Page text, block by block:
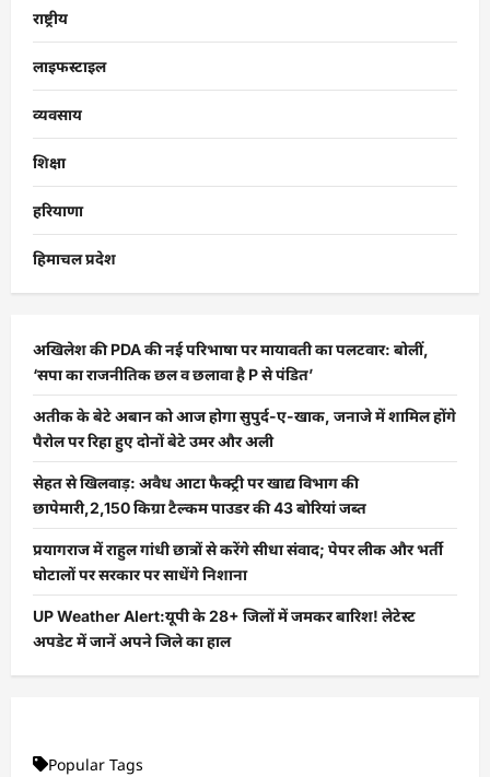
राष्ट्रीय
लाइफस्टाइल
व्यवसाय
शिक्षा
हरियाणा
हिमाचल प्रदेश
अखिलेश की PDA की नई परिभाषा पर मायावती का पलटवार: बोलीं,
‘सपा का राजनीतिक छल व छलावा है P से पंडित’
अतीक के बेटे अबान को आज होगा सुपुर्द-ए-खाक, जनाजे में शामिल होंगे
पैरोल पर रिहा हुए दोनों बेटे उमर और अली
सेहत से खिलवाड़: अवैध आटा फैक्ट्री पर खाद्य विभाग की
छापेमारी,2,150 किग्रा टैल्कम पाउडर की 43 बोरियां जब्त
प्रयागराज में राहुल गांधी छात्रों से करेंगे सीधा संवाद; पेपर लीक और भर्ती
घोटालों पर सरकार पर साधेंगे निशाना
UP Weather Alert:यूपी के 28+ जिलों में जमकर बारिश! लेटेस्ट
अपडेट में जानें अपने जिले का हाल
Popular Tags